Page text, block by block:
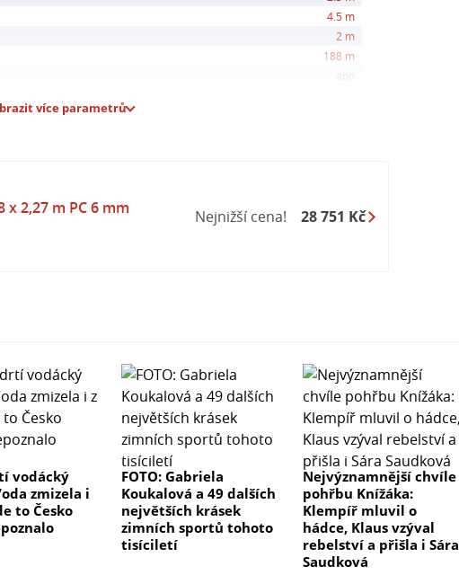
máte jistotu dlouholetého užívání a spokojenosti s
4.5 m
2 m
188 m
ano
více parametrů
x 2,27 m PC 6 mm
Nejnižší cena! 28 751 Kč
vodácký
zmizela i
to Česko
FOTO: Gabriela
Koukalová a 49 dalších
největších krásek
zimních sportů tohoto
tisíciletí
Nejvýznamnější chvíle
pohřbu Knížáka:
Klempíř mluvil o
hádce, Klaus vzýval
rebelství a přišla i Sára
Saudková